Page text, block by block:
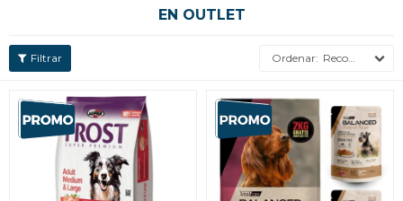
EN OUTLET
Recomendados